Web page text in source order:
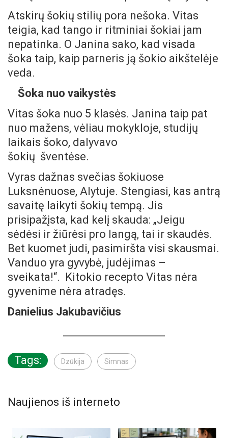
Atskirų šokių stilių pora nešoka. Vitas
teigia, kad tango ir ritminiai šokiai jam
nepatinka. O Janina sako, kad visada
šoka taip, kaip parneris ją šokio aikštelėje
veda.
Šoka nuo vaikystės
Vitas šoka nuo 5 klasės. Janina taip pat
nuo mažens, vėliau mokykloje, studijų
laikais šoko, dalyvavo
šokių šventėse.
Vyras dažnas svečias šokiuose
Luksnėnuose, Alytuje. Stengiasi, kas antrą
savaitę laikyti šokių tempą. Jis
prisipažįsta, kad kelį skauda: „Jeigu
sėdėsi ir žiūrėsi pro langą, tai ir skaudės.
Bet kuomet judi, pasimiršta visi skausmai.
Vanduo yra gyvybė, judėjimas –
sveikata!“. Kitokio recepto Vitas nėra
gyvenime nėra atradęs.
Danielius Jakubavičius
Tags: Dzūkija Simnas
Naujienos iš interneto